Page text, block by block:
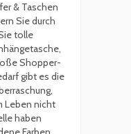
& Taschen
Sie durch
tolle
Shopper-
gibt es die
Leben nicht
haben